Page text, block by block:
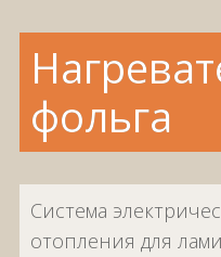
фольга
Система
отопления для